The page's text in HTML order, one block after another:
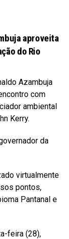
aproveita
do Rio
Azambuja
com
ambiental
Kerry.
da
virtualmente
pontos,
Pantanal e
feira (28),